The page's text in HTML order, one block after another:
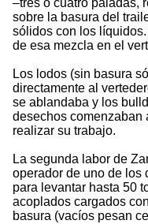
–tres o cuatro paladas,
sobre la basura del
sólidos con los
de esa mezcla en el
Los lodos (sin basura
directamente al
se ablandaba y los
desechos comenzaban
realizar su trabajo.
La segunda labor de
operador de uno de los
para levantar hasta 50
acoplados cargados
basura (vacíos pesan